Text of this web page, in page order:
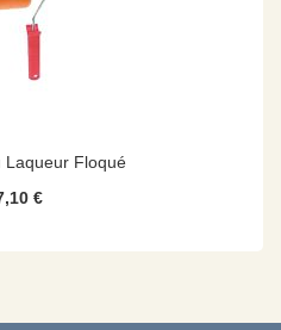
Laqueur Floqué
€